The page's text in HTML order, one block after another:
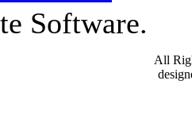
Software.
All